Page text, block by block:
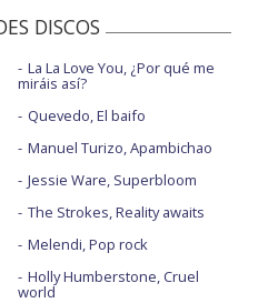
DISCOS
La La Love You, ¿Por qué me
miráis así?
Quevedo, El baifo
Manuel Turizo, Apambichao
Jessie Ware, Superbloom
The Strokes, Reality awaits
Melendi, Pop rock
Holly Humberstone, Cruel
world